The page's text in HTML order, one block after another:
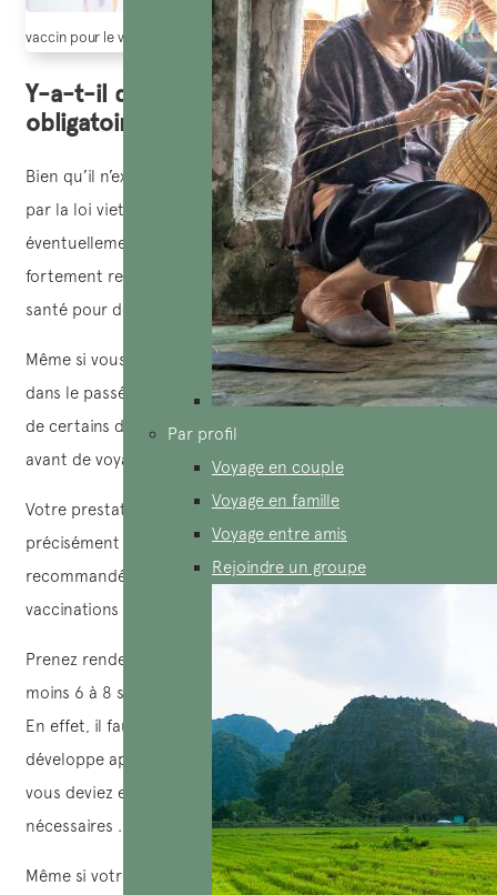
Par profil
Voyage en couple
Voyage en famille
Voyage entre amis
Rejoindre un groupe
vaccin pour le vietnam
Y-a-t-il des vaccinspour le Vietnam
obligatoires
Bien qu’il n’existe pas de vaccinations spécifiques exigées
par la loi vietnamienne pour les voyages au Vietnam, sauf
éventuellement la fièvre jaune dans certains cas, il est
fortement recommandé de consulter un professionnel de
santé pour déterminer lesvaccins pour le Vietnam.
Même si vous avez déjà reçu bon nombre de ces vaccins
dans le passé, il est très probable que vous aurez besoin
de certains des
vaccins pour le Vietnam
avant de voyager.
Votre prestataire de soins de santé vous indiquera
précisément quels
vaccins pour le Vietnam
recommandés en fonction de votreitinéraire, de vos
vaccinations antérieures et d’autres facteurs de santé.
Prenez rendez-vous avec un professionnel de santé au
moins 6 à 8 semaines avant votre départ pour le Vietnam.
En effet, il faut du temps pour que votre immunité se
développe après la réception d’un vaccin et il se peut que
vous deviez espacer les
vaccins pour le Vietnam
nécessaires .
Même si votre voyage au Vietnamest prévu plus tôt, il est